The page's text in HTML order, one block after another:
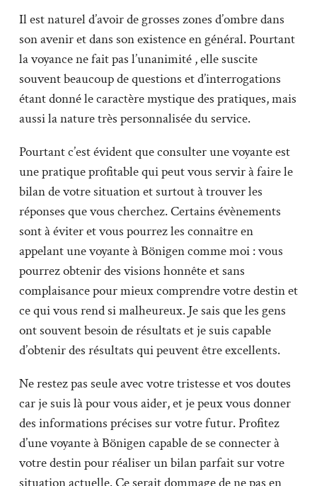
Il est naturel d’avoir de grosses zones d’ombre dans
son avenir et dans son existence en général. Pourtant
la voyance ne fait pas l’unanimité , elle suscite
souvent beaucoup de questions et d’interrogations
étant donné le caractère mystique des pratiques, mais
aussi la nature très personnalisée du service.
Pourtant c’est évident que consulter une voyante est
une pratique profitable qui peut vous servir à faire le
bilan de votre situation et surtout à trouver les
réponses que vous cherchez. Certains évènements
sont à éviter et vous pourrez les connaître en
appelant une voyante à Bönigen comme moi : vous
pourrez obtenir des visions honnête et sans
complaisance pour mieux comprendre votre destin et
ce qui vous rend si malheureux. Je sais que les gens
ont souvent besoin de résultats et je suis capable
d’obtenir des résultats qui peuvent être excellents.
Ne restez pas seule avec votre tristesse et vos doutes
car je suis là pour vous aider, et je peux vous donner
des informations précises sur votre futur. Profitez
d’une voyante à Bönigen capable de se connecter à
votre destin pour réaliser un bilan parfait sur votre